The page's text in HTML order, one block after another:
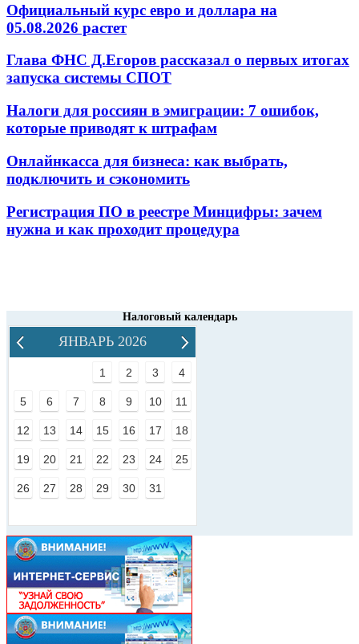
Официальный курс евро и доллара на
05.08.2026 растет
Глава ФНС Д.Егоров рассказал о первых итогах
запуска системы СПОТ
Налоги для россиян в эмиграции: 7 ошибок,
которые приводят к штрафам
Онлайнкасса для бизнеса: как выбрать,
подключить и сэкономить
Регистрация ПО в реестре Минцифры: зачем
нужна и как проходит процедура
Налоговый календарь
ЯНВАРЬ 2026
1 2 3 4
5 6 7 8 9 10 11
12 13 14 15 16 17 18
19 20 21 22 23 24 25
26 27 28 29 30 31